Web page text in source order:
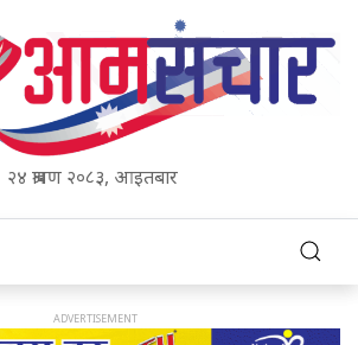
२४ श्रावण २०८३, आइतबार